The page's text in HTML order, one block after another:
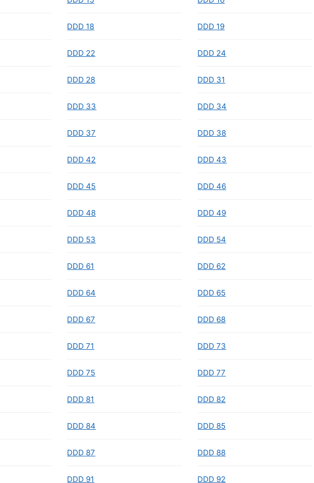
DDD 18 DDD 19
DDD 22 DDD 24
DDD 28 DDD 31
DDD 33 DDD 34
DDD 37 DDD 38
DDD 42 DDD 43
DDD 45 DDD 46
DDD 48 DDD 49
DDD 53 DDD 54
DDD 61 DDD 62
DDD 64 DDD 65
DDD 67 DDD 68
DDD 71 DDD 73
DDD 75 DDD 77
DDD 81 DDD 82
DDD 84 DDD 85
DDD 87 DDD 88
DDD 91 DDD 92